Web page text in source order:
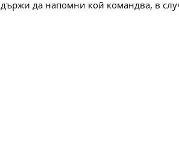
да напомни кой командва, в